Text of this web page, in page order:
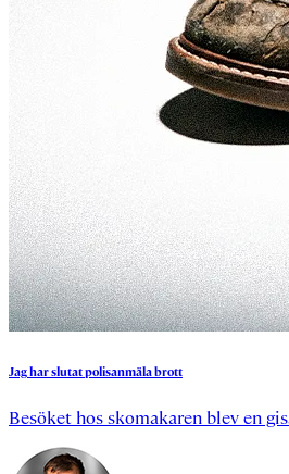
Jagharslutatpolisanmälabrott
Besöket hos skomakaren blev en